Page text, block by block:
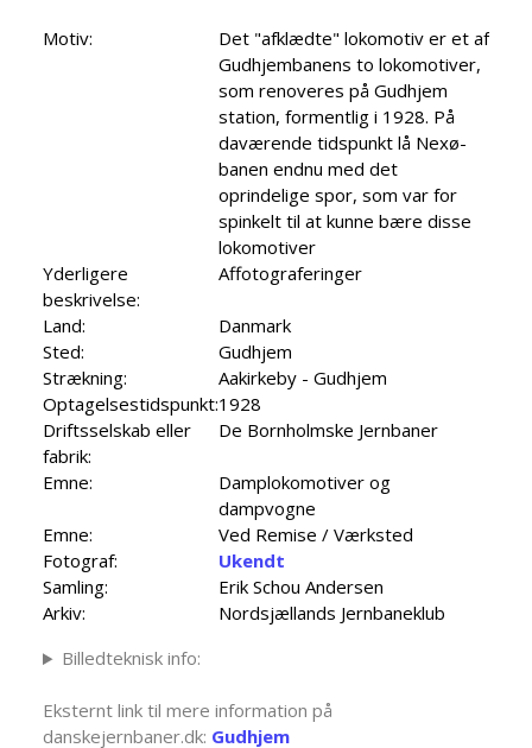
Motiv:
Det "afklædte" lokomotiv er et af
Gudhjembanens to lokomotiver,
som renoveres på Gudhjem
station, formentlig i 1928. På
daværende tidspunkt lå Nexø-
banen endnu med det
oprindelige spor, som var for
spinkelt til at kunne bære disse
lokomotiver
Yderligere
beskrivelse:
Affotograferinger
Land:
Danmark
Sted:
Gudhjem
Strækning:
Aakirkeby - Gudhjem
Optagelsestidspunkt:1928
Driftsselskab eller
fabrik:
De Bornholmske Jernbaner
Emne:
Damplokomotiver og
dampvogne
Emne:
Ved Remise / Værksted
Fotograf:
Ukendt
Samling:
Erik Schou Andersen
Arkiv:
Nordsjællands Jernbaneklub
Billedteknisk info:
Eksternt link til mere information på
danskejernbaner.dk: Gudhjem